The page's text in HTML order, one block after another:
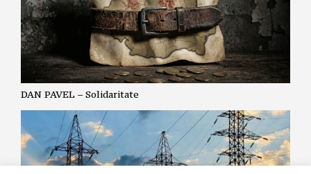
DAN PAVEL – Solidaritate